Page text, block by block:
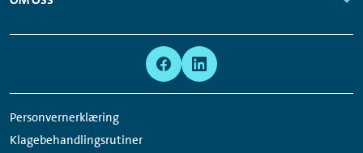
Personvernerklæring
Klagebehandlingsrutiner
Network
Links